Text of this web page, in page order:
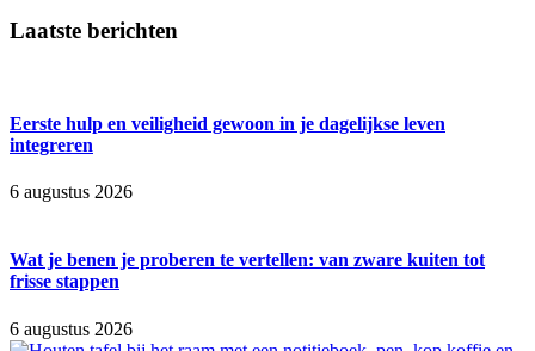
Laatste berichten
Eerste hulp en veiligheid gewoon in je dagelijkse leven
integreren
6 augustus 2026
Wat je benen je proberen te vertellen: van zware kuiten tot
frisse stappen
6 augustus 2026